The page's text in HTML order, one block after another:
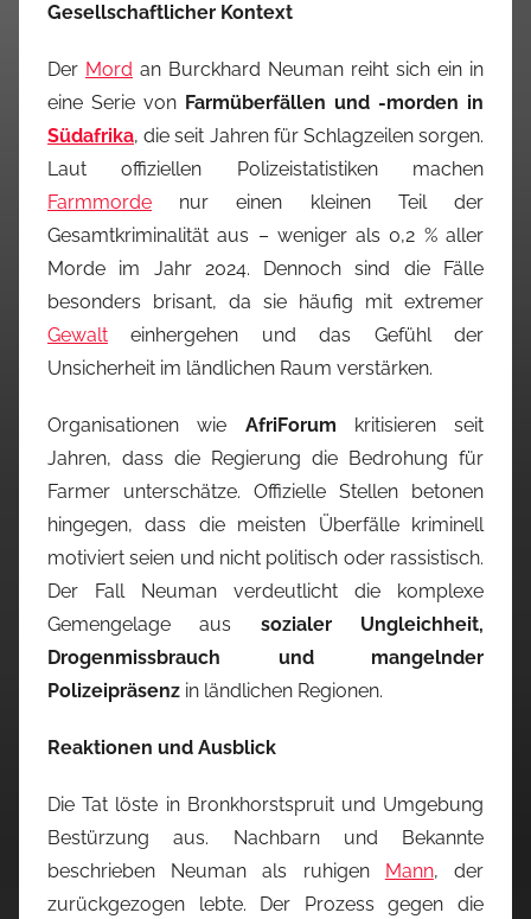
Gesellschaftlicher Kontext
Der Mord an Burckhard Neuman reiht sich ein in
eine Serie von Farmüberfällen und -morden in
Südafrika, die seit Jahren für Schlagzeilen sorgen.
Laut offiziellen Polizeistatistiken machen
Farmmorde nur einen kleinen Teil der
Gesamtkriminalität aus – weniger als 0,2 % aller
Morde im Jahr 2024. Dennoch sind die Fälle
besonders brisant, da sie häufig mit extremer
Gewalt einhergehen und das Gefühl der
Unsicherheit im ländlichen Raum verstärken.
Organisationen wie AfriForum kritisieren seit
Jahren, dass die Regierung die Bedrohung für
Farmer unterschätze. Offizielle Stellen betonen
hingegen, dass die meisten Überfälle kriminell
motiviert seien und nicht politisch oder rassistisch.
Der Fall Neuman verdeutlicht die komplexe
Gemengelage aus sozialer Ungleichheit,
Drogenmissbrauch und mangelnder
Polizeipräsenz in ländlichen Regionen.
Reaktionen und Ausblick
Die Tat löste in Bronkhorstspruit und Umgebung
Bestürzung aus. Nachbarn und Bekannte
beschrieben Neuman als ruhigen
Mann, der
zurückgezogen lebte. Der Prozess gegen die